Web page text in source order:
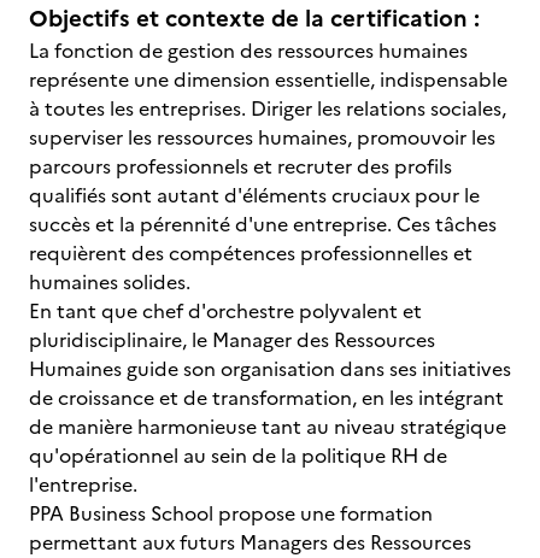
Objectifs et contexte de la certification :
La fonction de gestion des ressources humaines
représente une dimension essentielle, indispensable
à toutes les entreprises. Diriger les relations sociales,
superviser les ressources humaines, promouvoir les
parcours professionnels et recruter des profils
qualifiés sont autant d'éléments cruciaux pour le
succès et la pérennité d'une entreprise. Ces tâches
requièrent des compétences professionnelles et
humaines solides.
En tant que chef d'orchestre polyvalent et
pluridisciplinaire, le Manager des Ressources
Humaines guide son organisation dans ses initiatives
de croissance et de transformation, en les intégrant
de manière harmonieuse tant au niveau stratégique
qu'opérationnel au sein de la politique RH de
l'entreprise.
PPA Business School propose une formation
permettant aux futurs Managers des Ressources